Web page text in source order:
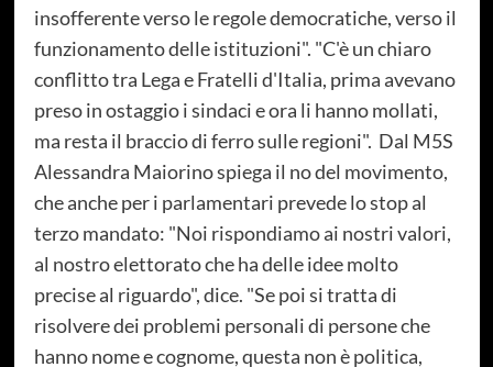
insofferente verso le regole democratiche, verso il
funzionamento delle istituzioni". "C'è un chiaro
conflitto tra Lega e Fratelli d'Italia, prima avevano
preso in ostaggio i sindaci e ora li hanno mollati,
ma resta il braccio di ferro sulle regioni". Dal M5S
Alessandra Maiorino spiega il no del movimento,
che anche per i parlamentari prevede lo stop al
terzo mandato: "Noi rispondiamo ai nostri valori,
al nostro elettorato che ha delle idee molto
precise al riguardo", dice. "Se poi si tratta di
risolvere dei problemi personali di persone che
hanno nome e cognome, questa non è politica,